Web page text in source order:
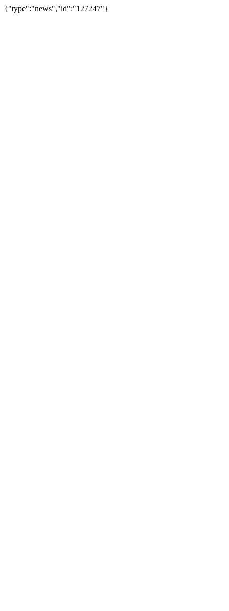
{"type":"news","id":"127247"}